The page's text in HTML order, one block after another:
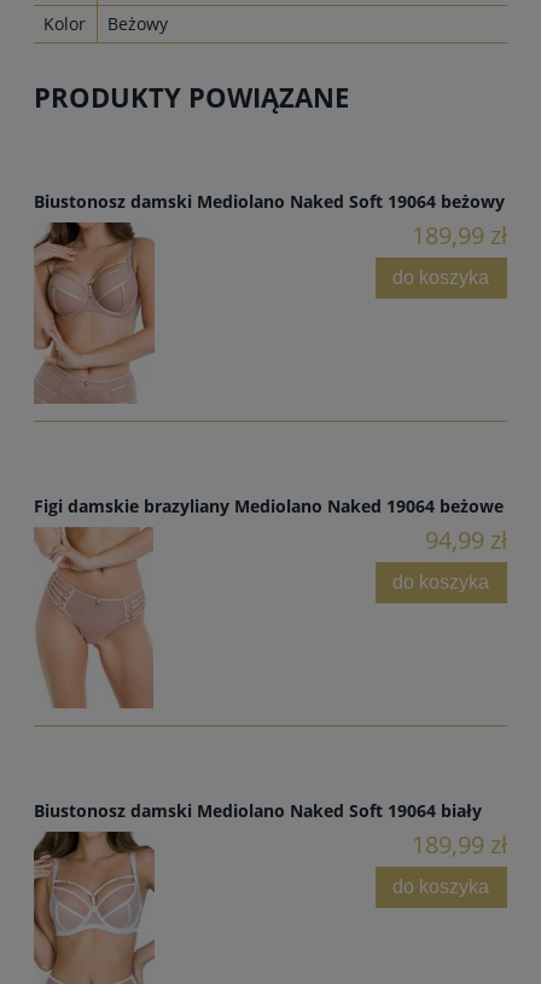
Kolor
Beżowy
PRODUKTY POWIĄZANE
Biustonosz damski Mediolano Naked Soft 19064 beżowy
189,99 zł
do koszyka
Figi damskie brazyliany Mediolano Naked 19064 beżowe
94,99 zł
do koszyka
Biustonosz damski Mediolano Naked Soft 19064 biały
189,99 zł
do koszyka